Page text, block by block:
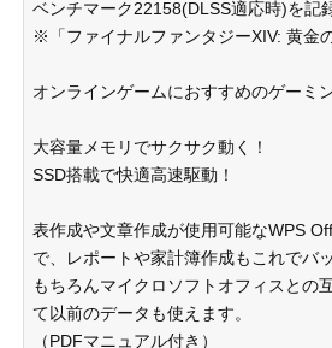
ベンチマーク22158(DLSS適応時)を記
※「ファイナルファンタジーXIV: 黄金
オンラインゲームにおすすめのゲーミ
大容量メモリでサクサク動く！
SSD搭載で快適高速駆動！
表作成や文章作成が使用可能なWPS
で、レポートや家計簿作成もこれでバ
もちろんマイクロソフトオフィスとの
て以前のデータも使えます。
（PDFマニュアル付き）